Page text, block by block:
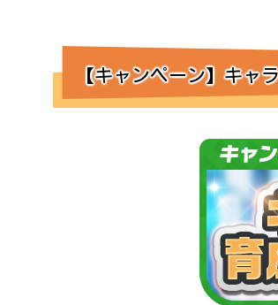
【キャンペーン】キャ